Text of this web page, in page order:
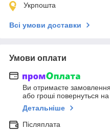
Укрпошта
Всі умови доставки
Умови оплати
Ви отримаєте замовлення
або гроші повернуться
Детальніше
Післяплата